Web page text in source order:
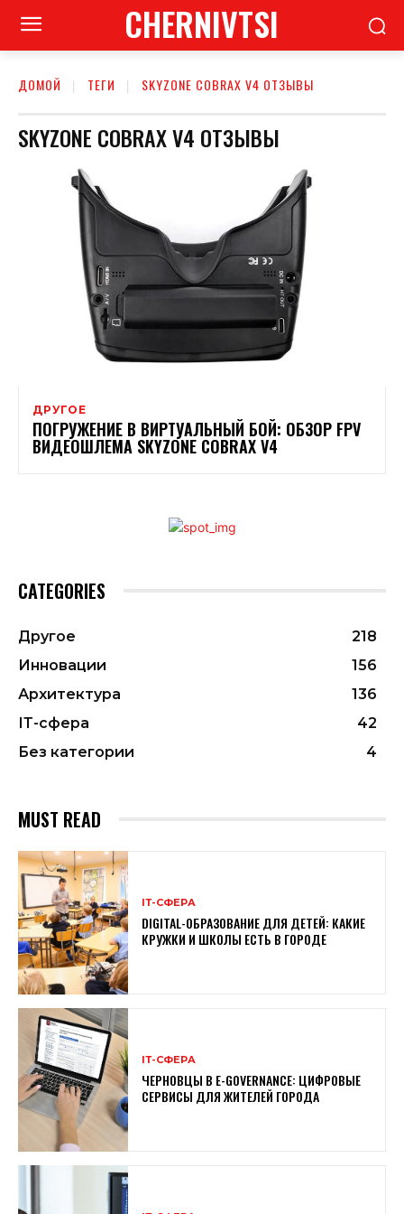
CHERNIVTSI
ДОМОЙ ТЕГИ SKYZONE COBRAX V4 ОТЗЫВЫ
SKYZONE COBRAX V4 ОТЗЫВЫ
ДРУГОЕ
ПОГРУЖЕНИЕ В ВИРТУАЛЬНЫЙ БОЙ: ОБЗОР FPV
ВИДЕОШЛЕМА SKYZONE COBRAX V4
CATEGORIES
Другое
218
Инновации
156
Архитектура
136
ІТ-сфера
42
Без категории
4
MUST READ
ІТ-СФЕРА
DIGITAL-ОБРАЗОВАНИЕ ДЛЯ ДЕТЕЙ: КАКИЕ
КРУЖКИ И ШКОЛЫ ЕСТЬ В ГОРОДЕ
ІТ-СФЕРА
ЧЕРНОВЦЫ В E-GOVERNANCE: ЦИФРОВЫЕ
СЕРВИСЫ ДЛЯ ЖИТЕЛЕЙ ГОРОДА